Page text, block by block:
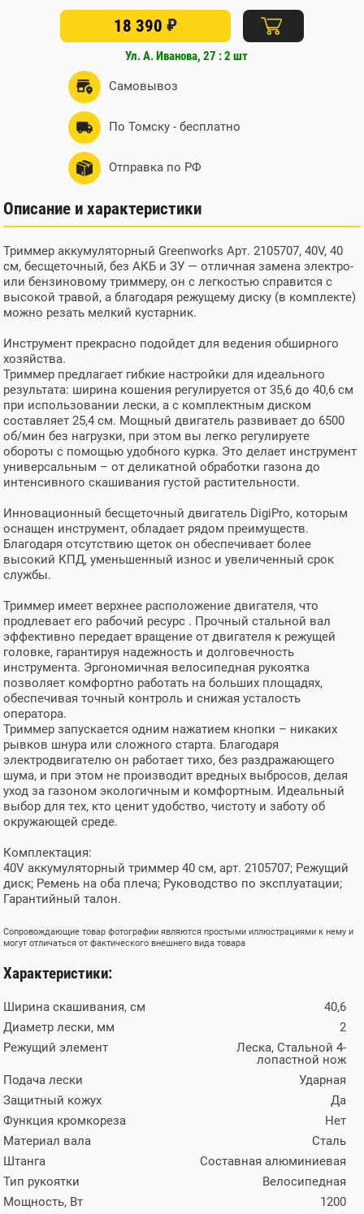
Составная алюминиевая
Мощность, Вт
Максимальная скорость
вращения, об/мин
Расположение двигателя
Регулировка числа оборотов
Защита от перегрева
Защита от случайного
включения
Да
Вес, кг
4,5
Вес (брутто), кг
Серия инструментов
40V
АКБ и ЗУ
18 390 ₽
Ул. А. Иванова, 27 : 2 шт
Самовывоз
По Томску - бесплатно
Отправка по РФ
Описание и характеристики
Триммер аккумуляторный Greenworks Арт. 2105707, 40V, 40
см, бесщеточный, без АКБ и ЗУ — отличная замена электро-
или бензиновому триммеру, он с легкостью справится с
высокой травой, а благодаря режущему диску (в комплекте)
можно резать мелкий кустарник.
Инструмент прекрасно подойдет для ведения обширного
хозяйства.
Триммер предлагает гибкие настройки для идеального
результата: ширина кошения регулируется от 35,6 до 40,6 см
при использовании лески, а с комплектным диском
составляет 25,4 см. Мощный двигатель развивает до 6500
об/мин без нагрузки, при этом вы легко регулируете
обороты с помощью удобного курка. Это делает инструмент
универсальным – от деликатной обработки газона до
интенсивного скашивания густой растительности.
Инновационный бесщеточный двигатель DigiPro, которым
оснащен инструмент, обладает рядом преимуществ.
Благодаря отсутствию щеток он обеспечивает более
высокий КПД, уменьшенный износ и увеличенный срок
службы.
Триммер имеет верхнее расположение двигателя, что
продлевает его рабочий ресурс . Прочный стальной вал
эффективно передает вращение от двигателя к режущей
головке, гарантируя надежность и долговечность
инструмента. Эргономичная велосипедная рукоятка
позволяет комфортно работать на больших площадях,
обеспечивая точный контроль и снижая усталость
оператора.
Триммер запускается одним нажатием кнопки – никаких
рывков шнура или сложного старта. Благодаря
электродвигателю он работает тихо, без раздражающего
шума, и при этом не производит вредных выбросов, делая
уход за газоном экологичным и комфортным. Идеальный
выбор для тех, кто ценит удобство, чистоту и заботу об
окружающей среде.
Комплектация:
40V аккумуляторный триммер 40 см, арт. 2105707; Режущий
диск; Ремень на оба плеча; Руководство по эксплуатации;
Гарантийный талон.
Сопровождающие товар фотографии являются простыми иллюстрациями к нему и
могут отличаться от фактического внешнего вида товара
Характеристики:
Ширина скашивания, см
40,6
Диаметр лески, мм
2
Режущий элемент
Леска, Стальной 4-
лопастной нож
Подача лески
Ударная
Защитный кожух
Да
Функция кромкореза
Нет
Материал вала
Сталь
Штанга
Составная алюминиевая
Тип рукоятки
Велосипедная
Мощность, Вт
1200